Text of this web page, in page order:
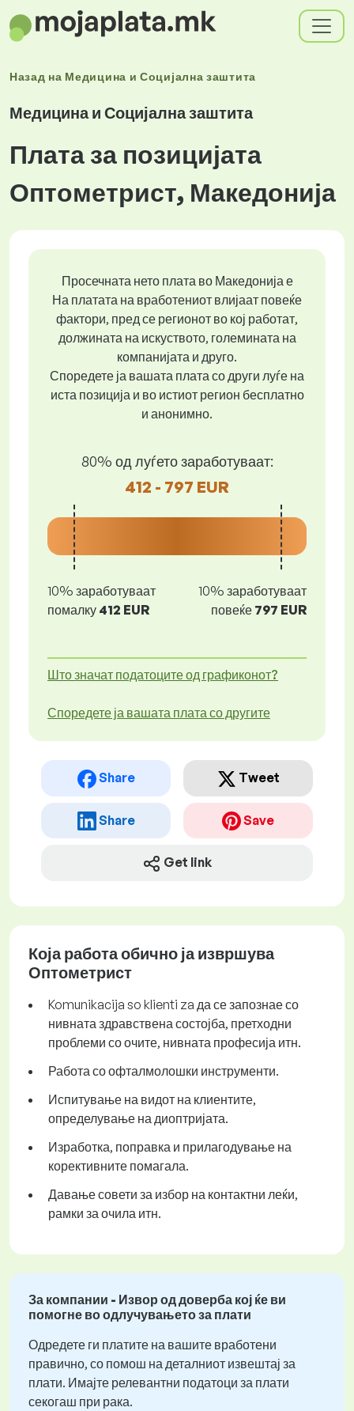
Назад на Медицина и Социјална заштита
Медицина и Социјална заштита
Плата за позицијата
Оптометрист, Македонија
Просечната нето плата во Македонија е
На платата на вработениот влијаат повеќе
фактори, пред се регионот во кој работат,
должината на искуството, големината на
компанијата и друго.
Споредете ја вашата плата со други луѓе на
иста позиција и во истиот регион бесплатно
и анонимно.
80% од луѓето заработуваат:
412 - 797 EUR
10% заработуваат
помалку 412 EUR
10% заработуваат
повеќе 797 EUR
Што значат податоците од графиконот?
Споредете ја вашата плата со другите
Share Tweet
Share Save
Get link
Која работа обично ја извршува
Оптометрист
Komunikacija so klienti za да се запознае со
нивната здравствена состојба, претходни
проблеми со очите, нивната професија итн.
Работа со офталмолошки инструменти.
Испитување на видот на клиентите,
определување на диоптријата.
Изработка, поправка и прилагодување на
корективните помагала.
Давање совети за избор на контактни леќи,
рамки за очила итн.
За компании - Извор од доверба кој ќе ви
помогне во одлучувањето за плати
Одредете ги платите на вашите вработени
правично, со помош на деталниот извештај за
плати. Имајте релевантни податоци за плати
секогаш при рака.